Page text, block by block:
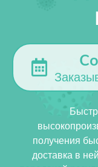
получения
доставка в